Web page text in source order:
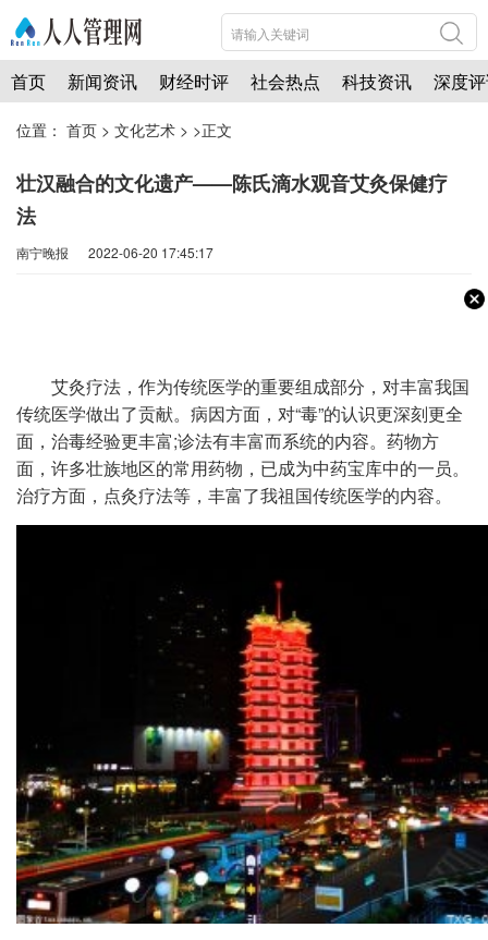
首页 新闻资讯 财经时评 社会热点 科技资讯 深度
位置： 首页 > 文化艺术 > >正文
壮汉融合的文化遗产——陈氏滴水观音艾灸保健疗
法
南宁晚报 2022-06-20 17:45:17
艾灸疗法，作为传统医学的重要组成部分，对丰富我国
传统医学做出了贡献。病因方面，对“毒”的认识更深刻更全
面，治毒经验更丰富;诊法有丰富而系统的内容。药物方
面，许多壮族地区的常用药物，已成为中药宝库中的一员。
治疗方面，点灸疗法等，丰富了我祖国传统医学的内容。